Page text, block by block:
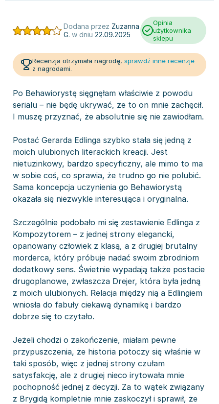
Dodana przez Zuzanna
G. w dniu 22.09.2025
Opinia
użytkownika
sklepu
Recenzja otrzymała nagrodę, sprawdź inne recenzje
z nagrodami.
Po Behawiorystę sięgnęłam właściwie z powodu
serialu – nie będę ukrywać, że to on mnie zachęcił.
I muszę przyznać, że absolutnie się nie zawiodłam.
Postać Gerarda Edlinga szybko stała się jedną z
moich ulubionych literackich kreacji. Jest
nietuzinkowy, bardzo specyficzny, ale mimo to ma
w sobie coś, co sprawia, że trudno go nie polubić.
Sama koncepcja uczynienia go Behawiorystą
okazała się niezwykle interesująca i oryginalna.
Szczególnie podobało mi się zestawienie Edlinga z
Kompozytorem – z jednej strony elegancki,
opanowany człowiek z klasą, a z drugiej brutalny
morderca, który próbuje nadać swoim zbrodniom
dodatkowy sens. Świetnie wypadają także postacie
drugoplanowe, zwłaszcza Drejer, która była jedną
z moich ulubionych. Relacja między nią a Edlingiem
wniosła do fabuły ciekawą dynamikę i bardzo
dobrze się to czytało.
Jeżeli chodzi o zakończenie, miałam pewne
przypuszczenia, że historia potoczy się właśnie w
taki sposób, więc z jednej strony czułam
satysfakcję, ale z drugiej nieco irytowała mnie
pochopność jednej z decyzji. Za to wątek związany
z Brygidą kompletnie mnie zaskoczył i sprawił, że